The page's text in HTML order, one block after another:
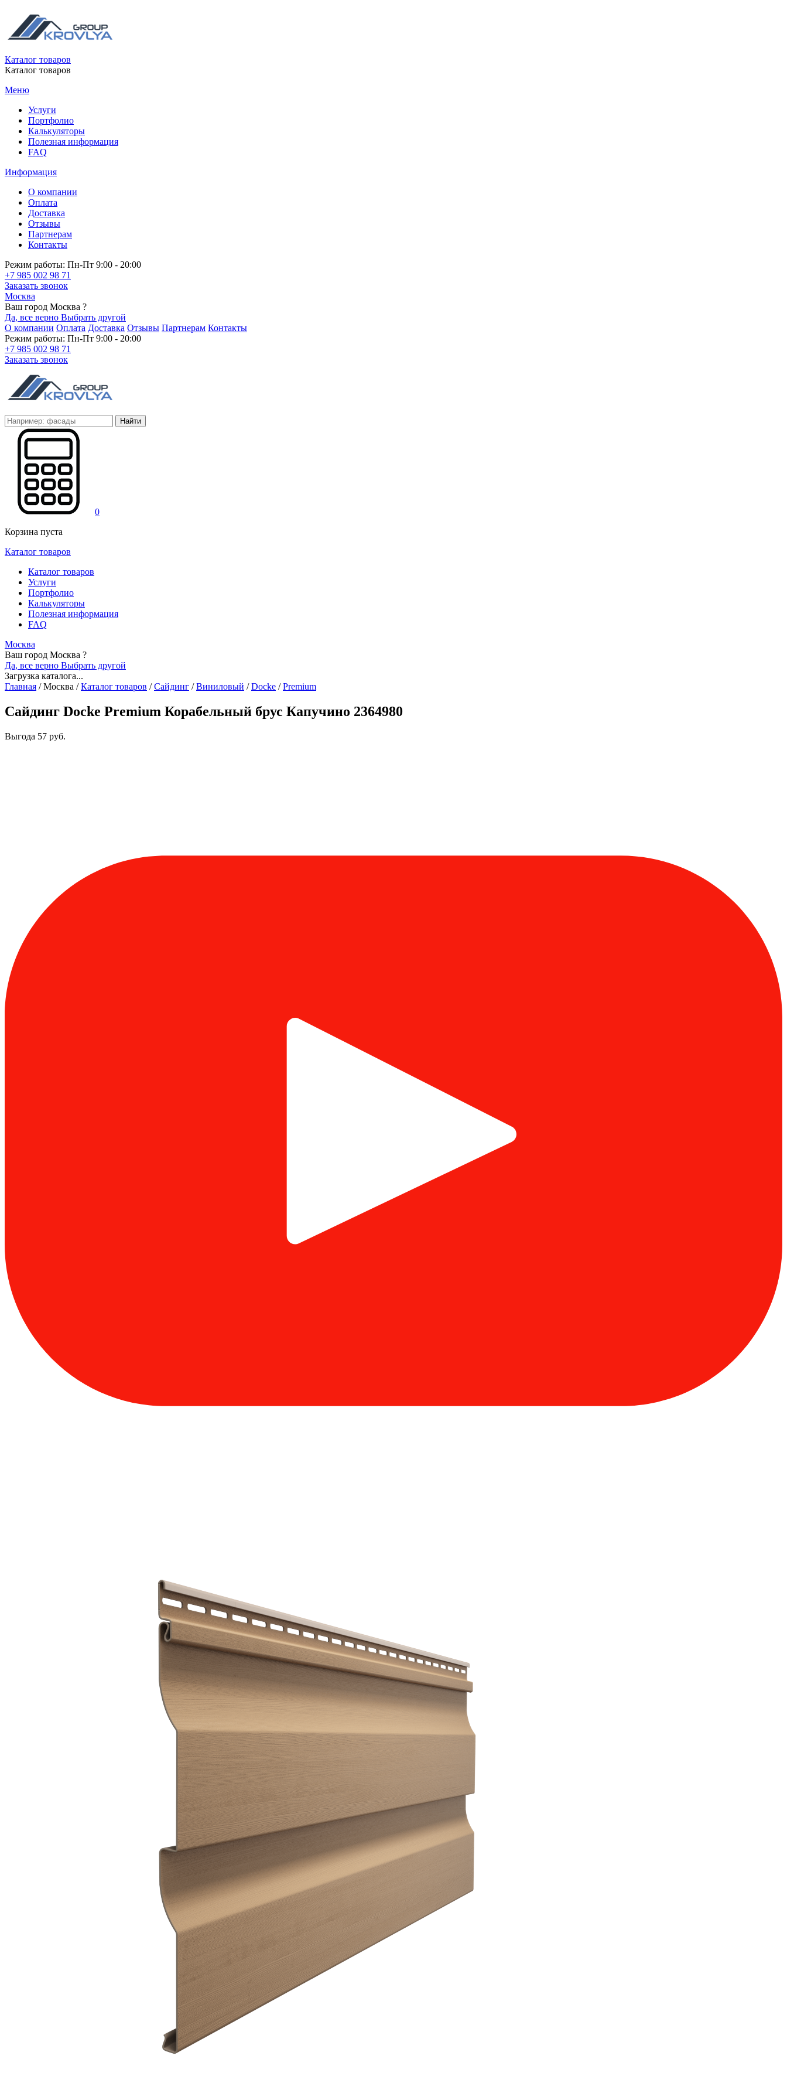
Каталог товаров
Каталог товаров
Меню
Услуги
Портфолио
Калькуляторы
Полезная информация
FAQ
Информация
О компании
Оплата
Доставка
Отзывы
Партнерам
Контакты
Режим работы: Пн-Пт 9:00 - 20:00
+7 985 002 98 71
Заказать звонок
Москва
Ваш город Москва ?
Да, все верно Выбрать другой
О компании Оплата Доставка Отзывы Партнерам Контакты
Режим работы: Пн-Пт 9:00 - 20:00
+7 985 002 98 71
Заказать звонок
Найти
0
Корзина пуста
Каталог товаров
Каталог товаров
Услуги
Портфолио
Калькуляторы
Полезная информация
FAQ
Москва
Ваш город Москва ?
Да, все верно Выбрать другой
Загрузка каталога...
Главная /Москва / Каталог товаров / Сайдинг / Виниловый / Docke / Premium
Сайдинг Docke Premium Корабельный брус Капучино 2364980
Выгода 57 руб.